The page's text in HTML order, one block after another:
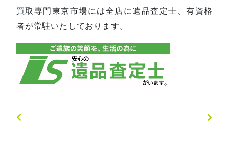
買取専門東京市場には全店に遺品査定士、有資格
者が常駐いたしております。